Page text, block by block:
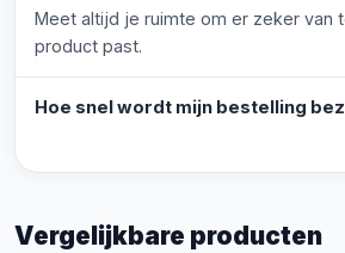
Meet altijd je ruimte om er zeker van
product past.
Hoe snel wordt mijn bestelling
Vergelijkbare producten